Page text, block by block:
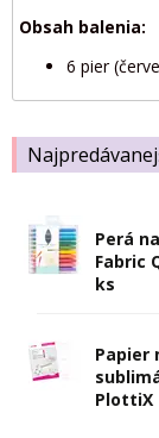
Perá
Fabric
ks
Papier
PlottiX
Obsah balenia:
6 pier